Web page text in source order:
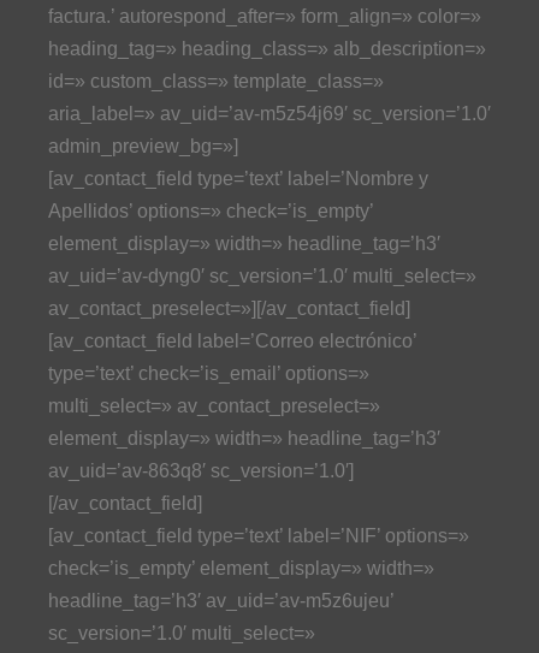
factura.’ autorespond_after=» form_align=» color=»
heading_tag=» heading_class=» alb_description=»
id=» custom_class=» template_class=»
aria_label=» av_uid=’av-m5z54j69′ sc_version=’1.0′
admin_preview_bg=»]
[av_contact_field type=’text’ label=’Nombre y
Apellidos’ options=» check=’is_empty’
element_display=» width=» headline_tag=’h3′
av_uid=’av-dyng0′ sc_version=’1.0′ multi_select=»
av_contact_preselect=»][/av_contact_field]
[av_contact_field label=’Correo electrónico’
type=’text’ check=’is_email’ options=»
multi_select=» av_contact_preselect=»
element_display=» width=» headline_tag=’h3′
av_uid=’av-863q8′ sc_version=’1.0′]
[/av_contact_field]
[av_contact_field type=’text’ label=’NIF’ options=»
check=’is_empty’ element_display=» width=»
headline_tag=’h3′ av_uid=’av-m5z6ujeu’
sc_version=’1.0′ multi_select=»